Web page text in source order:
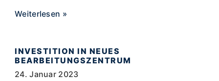
Weiterlesen »
INVESTITION IN NEUES
BEARBEITUNGSZENTRUM
24. Januar 2023